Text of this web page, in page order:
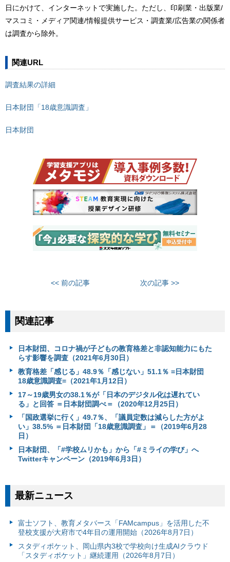
日にかけて、インターネットで実施した。ただし、印刷業・出版業/
マスコミ・メディア関連/情報提供サービス・調査業/広告業の関係者
は調査から除外。
関連URL
調査結果の詳細
日本財団「18歳意識調査」
日本財団
<< 前の記事 次の記事 >>
関連記事
日本財団、コロナ禍が子どもの教育格差と非認知能力にもた
らす影響を調査（2021年6月30日）
教育格差「感じる」48.9％「感じない」51.1％ =日本財団
18歳意識調査=（2021年1月12日）
17～19歳男女の38.1％が「日本のデジタル化は遅れてい
る」と回答 ＝日本財団調べ＝（2020年12月25日）
「国政選挙に行く」49.7％、「議員定数は減らした方がよ
い」38.5% ＝日本財団「18歳意識調査」＝（2019年6月28
日）
日本財団、「#学校ムリかも」から「#ミライの学び」へ
Twitterキャンペーン（2019年6月3日）
最新ニュース
富⼠ソフト、教育メタバース「FAMcampus」を活用した不
登校支援が大府市で4年目の運用開始（2026年8月7日）
スタディポケット、岡山県内3校で学校向け生成AIクラウド
「スタディポケット」継続運用（2026年8月7日）